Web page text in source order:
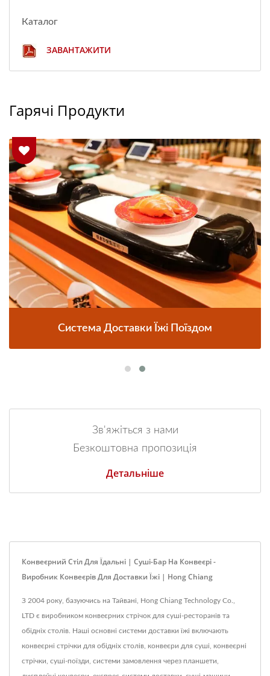
Каталог
ЗАВАНТАЖИТИ
Гарячі Продукти
Система Доставки Їжі Поїздом
Зв'яжіться з нами
Безкоштовна пропозиція
Детальніше
Конвеєрний Стіл Для Їдальні | Суші-Бар На Конвеєрі -
Виробник Конвеєрів Для Доставки Їжі | Hong Chiang
З 2004 року, базуючись на Тайвані, Hong Chiang Technology Co.,
LTD є виробником конвеєрних стрічок для суші-ресторанів та
обідніх столів. Наші основні системи доставки їжі включають
конвеєрні стрічки для обідніх столів, конвеєри для суші, конвеєрні
стрічки, суші-поїзди, системи замовлення через планшети,